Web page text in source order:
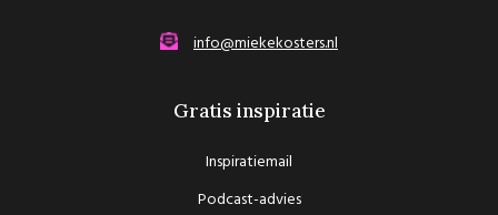
info@miekekosters.nl
Gratis inspiratie
Inspiratiemail
Podcast-advies